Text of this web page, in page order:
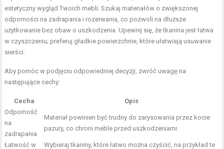
estetyczny wygląd Twoich mebli. Szukaj materiałów o zwiększonej
odporności na zadrapania i rozerwania, co pozwoli na dłuższe
użytkowanie bez obaw o uszkodzenia. Upewnij się, że tkanina jest łatwa
w czyszczeniu; preferuj gładkie powierzchnie, które ułatwiają usuwanie
sierści.
Aby pomóc w podjęciu odpowiedniej decyzji, zwróć uwagę na
następujące cechy:
Cecha
Opis
Odporność
na
zadrapania
Materiał powinien być trudny do zarysowania przez kocie
pazury, co chroni meble przed uszkodzeniami.
Łatwość w
Wybieraj tkaniny, które łatwo można czyścić, na przykład te